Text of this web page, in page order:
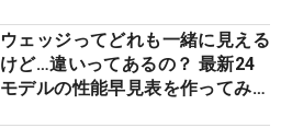
ウェッジってどれも一緒に見える
けど…違いってあるの？ 最新24
モデルの性能早見表を作ってみ